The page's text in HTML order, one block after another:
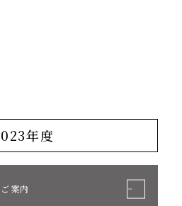
年度
案内